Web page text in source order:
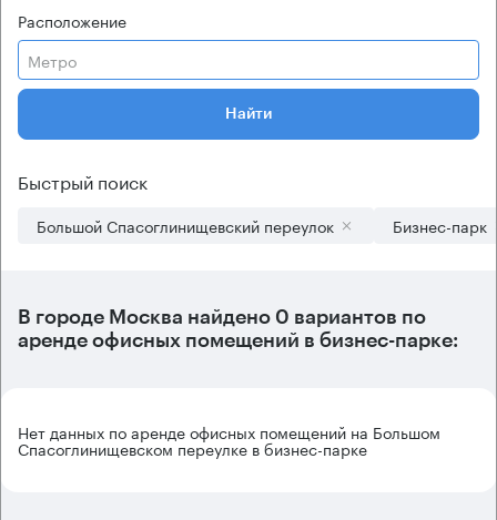
Расположение
Метро
Найти
Быстрый поиск
Большой Спасоглинищевский переулок Бизнес-парк
В городе Москва найдено 0 вариантов по
аренде офисных помещений в бизнес-парке:
Нет данных по аренде офисных помещений на Большом
Спасоглинищевском переулке в бизнес-парке